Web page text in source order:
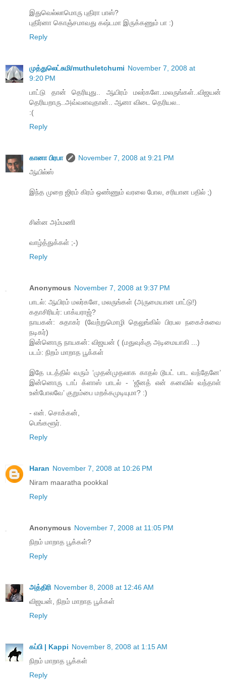
இதுவெல்லாமொரு புதிரா பாஸ்?
புதிர்னா கொஞ்சமாவது கஷ்டமா இருக்கணும் பா :)
Reply
முத்துலெட்சுமி/muthuletchumi November 7, 2008 at
9:20 PM
பாட்டு தான் தெரியுது.. ஆயிரம் மலர்களே..மலருங்கள்..விஜயன்
தெரியறாரு..அவ்வளவுதான்.. ஆனா விடை தெரியல..
:(
Reply
கானா பிரபா
November 7, 2008 at 9:21 PM
ஆயில்ஸ்
இந்த முறை ஜிரம் கிரம் ஒண்ணும் வரலை போல, சரியான பதில் ;)
சின்ன அம்மணி
வாழ்த்துக்கள் ;-)
Reply
Anonymous November 7, 2008 at 9:37 PM
பாடல்: ஆயிரம் மலர்களே, மலருங்கள் (அருமையான பாட்டு!)
கதாசிரியர்: பாக்யராஜ்?
நாயகன்: சுதாகர் (வேற்றுமொழி தெலுங்கில் பிரபல நகைச்சுவை
நடிகர்)
இன்னொரு நாயகன்: விஜயன் ( (மதுவுக்கு அடிமையாகி ...)
படம்: நிறம் மாறாத பூக்கள்
இதே படத்தில் வரும் ‘முதன்முதலாக காதல் டூயட் பாட வந்தேனே’
இன்னொரு டாப் க்ளாஸ் பாடல் - ’ஜீனத் என் கனவில் வந்தாள்
உன்போலவே’ குறும்பை மறக்கமுடியுமா? :)
- என். சொக்கன்,
பெங்களூர்.
Reply
Haran November 7, 2008 at 10:26 PM
Niram maaratha pookkal
Reply
Anonymous November 7, 2008 at 11:05 PM
நிறம் மாறாத பூக்கள்?
Reply
அத்திரி November 8, 2008 at 12:46 AM
விஜயன், நிறம் மாறாத பூக்கள்
Reply
கப்பி | Kappi November 8, 2008 at 1:15 AM
நிறம் மாறாத பூக்கள்
Reply